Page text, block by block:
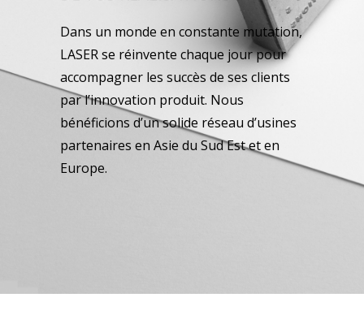
Dans un monde en constante mutation,
LASER se réinvente chaque jour pour
accompagner les succès de ses clients
par l’innovation produit. Nous
bénéficions d’un solide réseau d’usines
partenaires en Asie du Sud Est et en
Europe.